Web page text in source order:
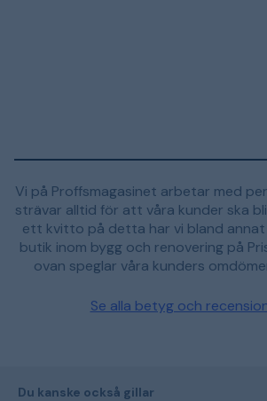
Vi på Proffsmagasinet arbetar med
strävar alltid för att våra kunder ska
ett kvitto på detta har vi bland
butik inom bygg och renovering på
ovan speglar våra kunders
Se alla betyg och
Du kanske också gillar